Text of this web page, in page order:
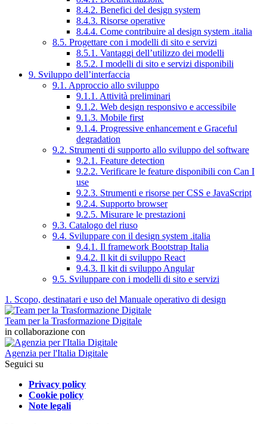
8.4.2. Benefici del design system
8.4.3. Risorse operative
8.4.4. Come contribuire al design system .italia
8.5. Progettare con i modelli di sito e servizi
8.5.1. Vantaggi dell’utilizzo dei modelli
8.5.2. I modelli di sito e servizi disponibili
9. Sviluppo dell’interfaccia
9.1. Approccio allo sviluppo
9.1.1. Attività preliminari
9.1.2. Web design responsivo e accessibile
9.1.3. Mobile first
9.1.4. Progressive enhancement e Graceful
degradation
9.2. Strumenti di supporto allo sviluppo del software
9.2.1. Feature detection
9.2.2. Verificare le feature disponibili con Can I
use
9.2.3. Strumenti e risorse per CSS e JavaScript
9.2.4. Supporto browser
9.2.5. Misurare le prestazioni
9.3. Catalogo del riuso
9.4. Sviluppare con il design system .italia
9.4.1. Il framework Bootstrap Italia
9.4.2. Il kit di sviluppo React
9.4.3. Il kit di sviluppo Angular
9.5. Sviluppare con i modelli di sito e servizi
1. Scopo, destinatari e uso del Manuale operativo di design
Team per la Trasformazione Digitale
in collaborazione con
Agenzia per l'Italia Digitale
Seguici su
Privacy policy
Cookie policy
Note legali